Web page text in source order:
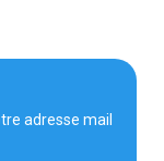
adresse mail